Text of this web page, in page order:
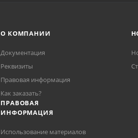
О КОМПАНИИ
Документация
Реквизиты
Правовая информация
Как заказать?
ПРАВОВАЯ
ИНФОРМАЦИЯ
Использование материалов